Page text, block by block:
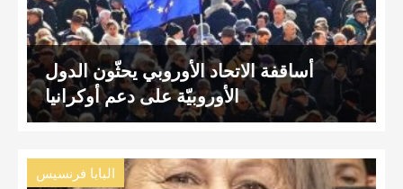
أساقفة الاتحاد الأوروبي يحثّون الدول
الأوروبيّة على دعم أوكرانيا
البابا فرنسيس